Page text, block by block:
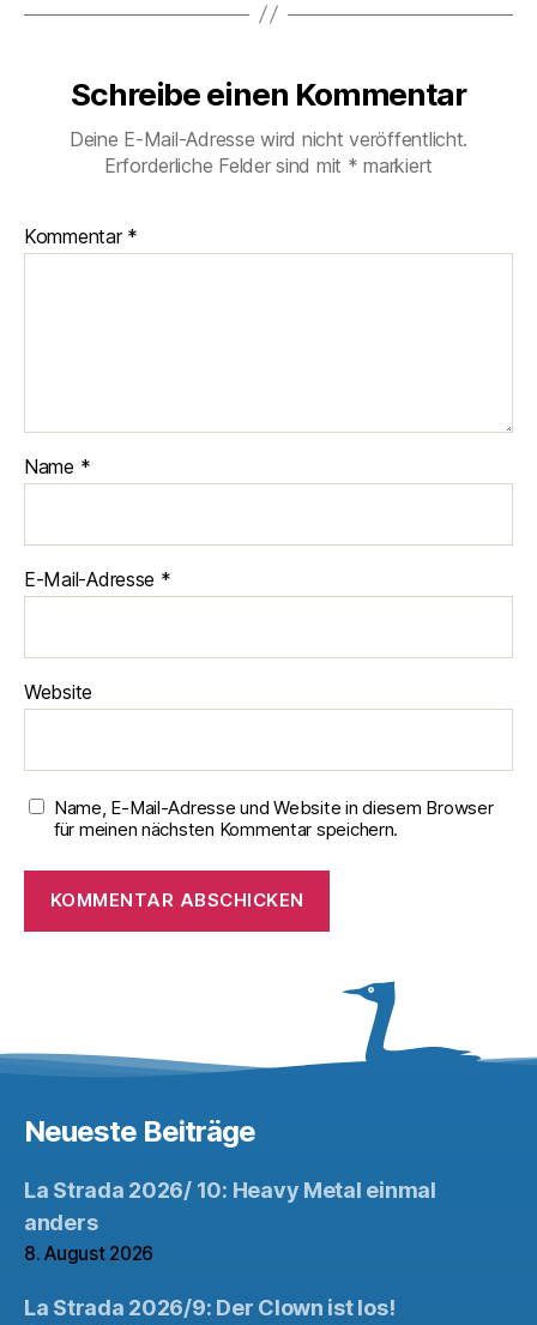
Schreibe einen Kommentar
Deine E-Mail-Adresse wird nicht veröffentlicht.
Erforderliche Felder sind mit * markiert
Kommentar *
Name *
E-Mail-Adresse *
Website
Name, E-Mail-Adresse und Website in diesem Browser
für meinen nächsten Kommentar speichern.
Neueste Beiträge
La Strada 2026/ 10: Heavy Metal einmal
anders
8. August 2026
La Strada 2026/9: Der Clown ist los!